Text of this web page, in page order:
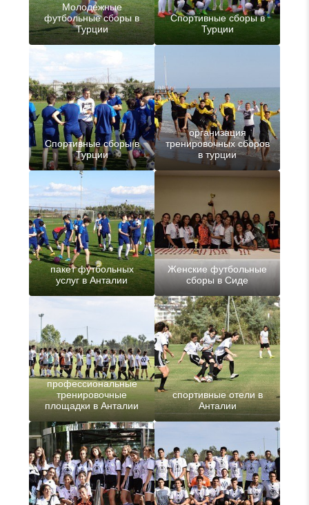
Молодежные
футбольные сборы в
Турции
Спортивные сборы в
Турции
Спортивные сборы в
Турции
организация
тренировочных сборов
в турции
пакет футбольных
услуг в Анталии
Женские футбольные
сборы в Сиде
профессиональные
тренировочные
площадки в Анталии
спортивные отели в
Анталии